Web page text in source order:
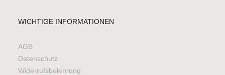
WICHTIGE INFORMATIONEN
AGB
Datenschutz
Widerrufsbelehrung